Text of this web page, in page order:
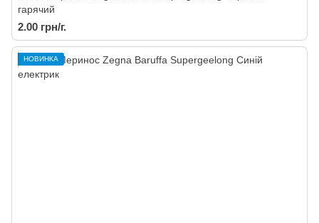
гарячий
2.00 грн/г.
НОВИНКА